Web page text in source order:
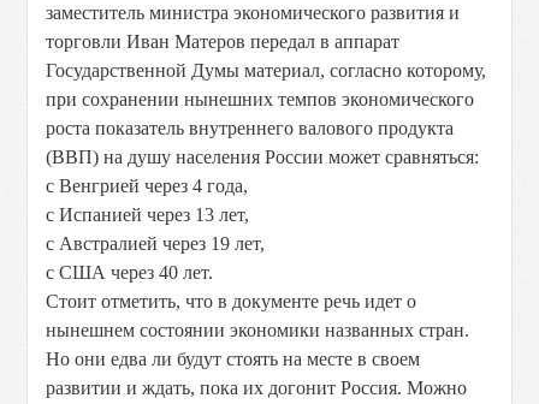
заместитель министра экономического развития и
торговли Иван Матеров передал в аппарат
Государственной Думы материал, согласно которому,
при сохранении нынешних темпов экономического
роста показатель внутреннего валового продукта
(ВВП) на душу населения России может сравняться:
с Венгрией через 4 года,
с Испанией через 13 лет,
с Австралией через 19 лет,
с США через 40 лет.
Стоит отметить, что в документе речь идет о
нынешнем состоянии экономики названных стран.
Но они едва ли будут стоять на месте в своем
развитии и ждать, пока их догонит Россия. Можно